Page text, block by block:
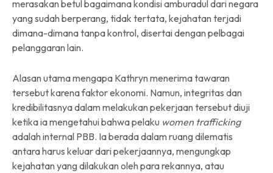
merasakan betul bagaimana kondisi amburadul dari negara
yang sudah berperang, tidak tertata, kejahatan terjadi
dimana-dimana tanpa kontrol, disertai dengan pelbagai
pelanggaran lain.
Alasan utama mengapa Kathryn menerima tawaran
tersebut karena faktor ekonomi. Namun, integritas dan
kredibilitasnya dalam melakukan pekerjaan tersebut diuji
ketika ia mengetahui bahwa pelaku women trafficking
adalah internal PBB. Ia berada dalam ruang dilematis
antara harus keluar dari pekerjaannya, mengungkap
kejahatan yang dilakukan oleh para rekannya, atau